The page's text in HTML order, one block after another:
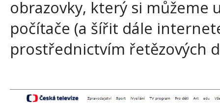
obrazovky, který si můžeme
počítače (a šířit dále
prostřednictvím řetězových